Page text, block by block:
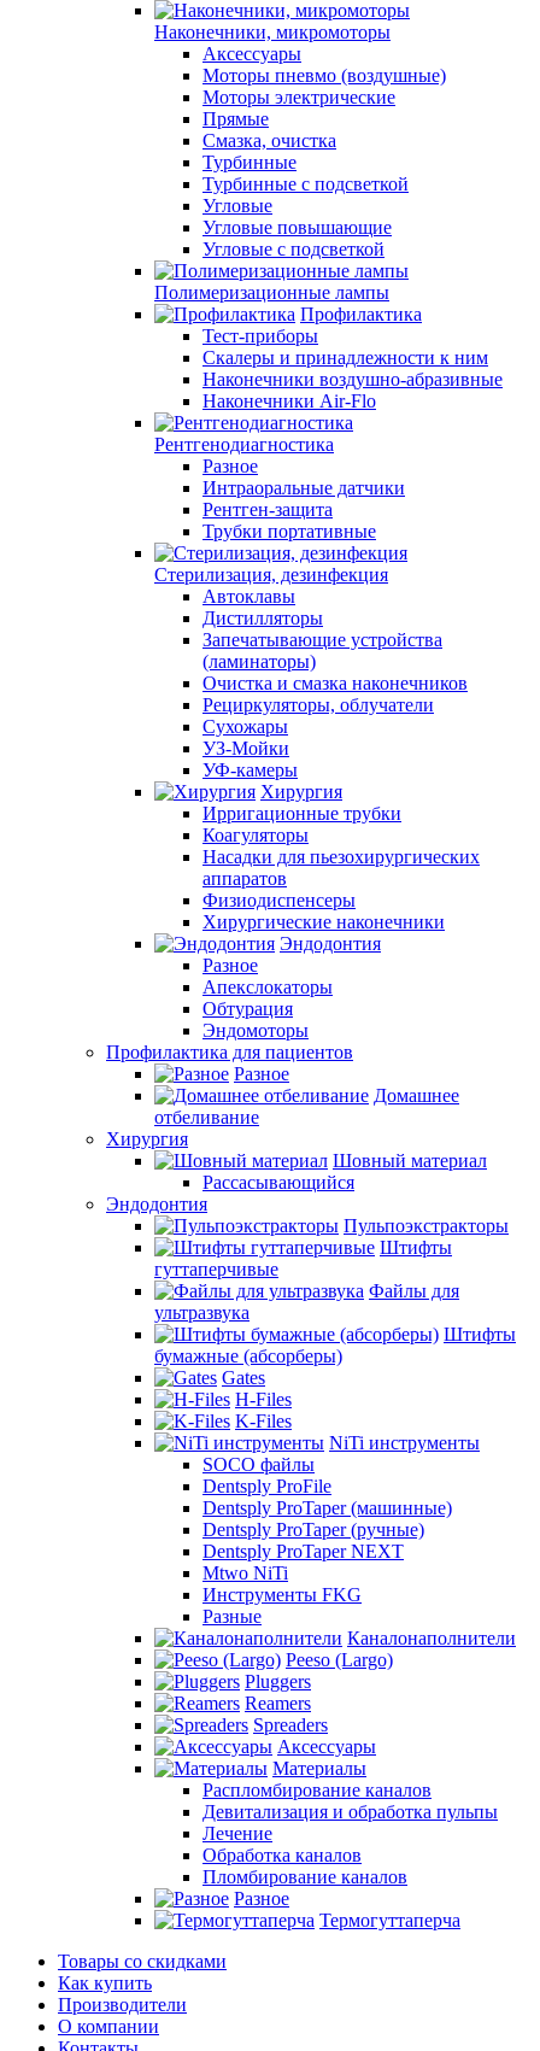
Наконечники, микромоторы
Аксессуары
Моторы пневмо (воздушные)
Моторы электрические
Прямые
Смазка, очистка
Турбинные
Турбинные с подсветкой
Угловые
Угловые повышающие
Угловые с подсветкой
Полимеризационные лампы
Профилактика
Тест-приборы
Скалеры и принадлежности к ним
Наконечники воздушно-абразивные
Наконечники Air-Flo
Рентгенодиагностика
Разное
Интраоральные датчики
Рентген-защита
Трубки портативные
Стерилизация, дезинфекция
Автоклавы
Дистилляторы
Запечатывающие устройства
(ламинаторы)
Очистка и смазка наконечников
Рециркуляторы, облучатели
Сухожары
УЗ-Мойки
УФ-камеры
Хирургия
Ирригационные трубки
Коагуляторы
Насадки для пьезохирургических
аппаратов
Физиодиспенсеры
Хирургические наконечники
Эндодонтия
Разное
Апекслокаторы
Обтурация
Эндомоторы
Профилактика для пациентов
Разное
Домашнее
отбеливание
Хирургия
Шовный материал
Рассасывающийся
Эндодонтия
Пульпоэкстракторы
Штифты
гуттаперчивые
Файлы для
ультразвука
Штифты
бумажные (абсорберы)
Gates
H-Files
K-Files
NiTi инструменты
SOCO файлы
Dentsply ProFile
Dentsply ProTaper (машинные)
Dentsply ProTaper (ручные)
Dentsply ProTaper NEXT
Mtwo NiTi
Инструменты FKG
Разные
Каналонаполнители
Peeso (Largo)
Pluggers
Reamers
Spreaders
Аксессуары
Материалы
Распломбирование каналов
Девитализация и обработка пульпы
Лечение
Обработка каналов
Пломбирование каналов
Разное
Термогуттаперча
Товары со скидками
Как купить
Производители
О компании